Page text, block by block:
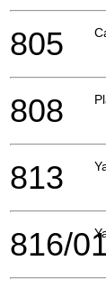
805
808
813
816/